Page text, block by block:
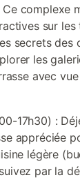
Ce complexe
sur les
secrets des
les
avec
17h30) :
appréciée
légère
par la